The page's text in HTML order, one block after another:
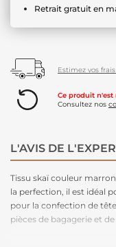
Retrait gratuit en
Estimez vos
Ce produit n'est
Consultez nos
L'AVIS DE
Tissu skaï couleur
la perfection, il est idéal
pour la confection de
pièces de bagagerie et